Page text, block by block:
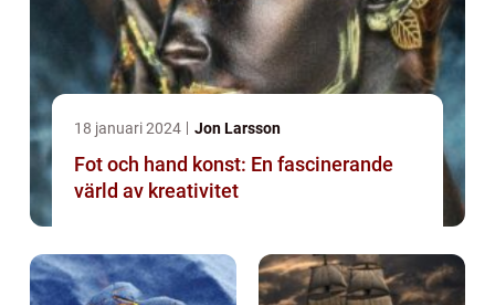
18 januari 2024 Jon Larsson
Fot och hand konst: En fascinerande
värld av kreativitet